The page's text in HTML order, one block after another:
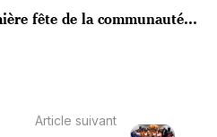
fête de la communauté...
Article suivant